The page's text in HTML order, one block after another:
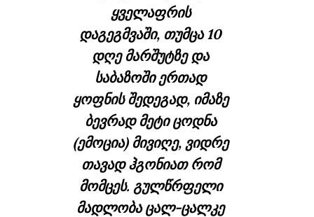
ყველაფრის
დაგეგმვაში, თუმცა 10
დღე მარშუტზე და
საბაზოში ერთად
ყოფნის შედეგად, იმაზე
ბევრად მეტი ცოდნა
(ემოცია) მივიღე, ვიდრე
თავად ჰგონიათ რომ
მომცეს. გულწრფელი
მადლობა ცალ-ცალკე